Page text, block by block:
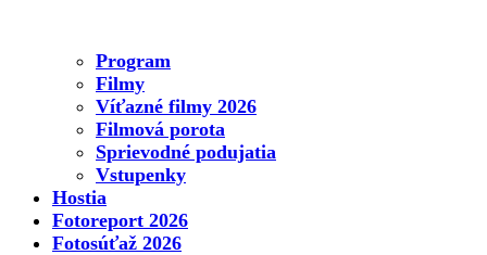
Program
Filmy
Víťazné filmy 2026
Filmová porota
Sprievodné podujatia
Vstupenky
Hostia
Fotoreport 2026
Fotosúťaž 2026